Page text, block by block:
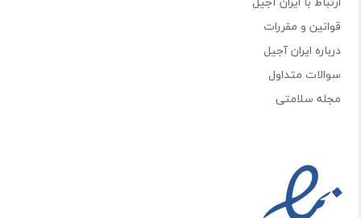
قوانین و مقررات
درباره ایران آجیل
سوالات متداول
مجله سلامتی